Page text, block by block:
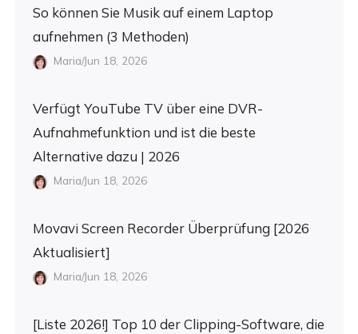
So können Sie Musik auf einem Laptop
aufnehmen (3 Methoden)
Maria/Jun 18, 2026
Verfügt YouTube TV über eine DVR-
Aufnahmefunktion und ist die beste
Alternative dazu | 2026
Maria/Jun 18, 2026
Movavi Screen Recorder Überprüfung [2026
Aktualisiert]
Maria/Jun 18, 2026
[Liste 2026!] Top 10 der Clipping-Software, die